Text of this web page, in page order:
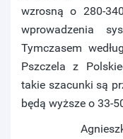
wzrosną o 280-
wprowadzenia
Tymczasem
Pszczela z
takie szacunki są
będą wyższe o 33-